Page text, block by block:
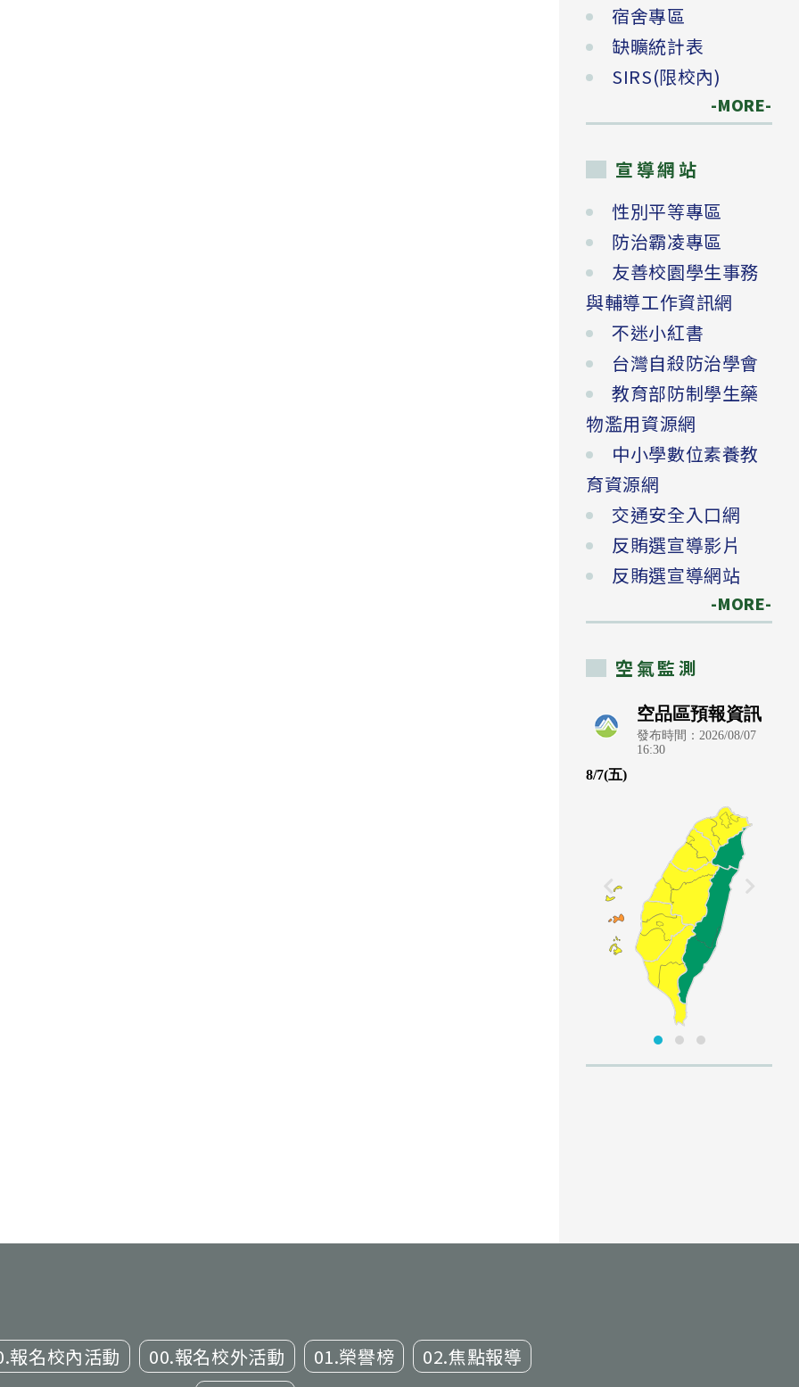
宿舍專區
缺曠統計表
SIRS(限校內)
-MORE-
宣導網站
性別平等專區
防治霸凌專區
友善校園學生事務
與輔導工作資訊網
不迷小紅書
台灣自殺防治學會
教育部防制學生藥
物濫用資源網
中小學數位素養教
育資源網
交通安全入口網
反賄選宣導影片
反賄選宣導網站
-MORE-
空氣監測
報名校內活動 00.報名校外活動 01.榮譽榜
02.焦點報導